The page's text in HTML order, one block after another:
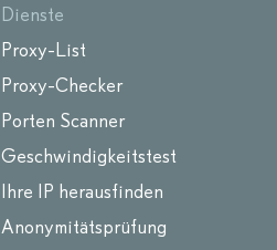
Dienste
Proxy-List
Proxy-Checker
Porten Scanner
Geschwindigkeitstest
Ihre IP herausfinden
Anonymitätsprüfung